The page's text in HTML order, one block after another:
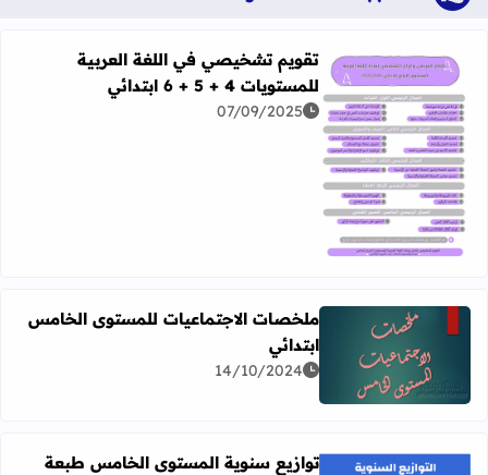
اقرأ المزيد عن تقويم تشخيصي في اللغة العربية للمستويات 4 + 5 + 6 ابتدائي
تقويم تشخيصي في اللغة العربية
للمستويات 4 + 5 + 6 ابتدائي
07/09/2025
اقرأ المزيد عن ملخصات الاجتماعيات للمستوى الخامس
ملخصات الاجتماعيات للمستوى الخامس
ابتدائي
14/10/2024
توازيع سنوية المستوى الخامس طبعة